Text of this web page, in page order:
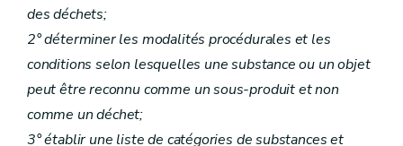
des déchets;
2° déterminer les modalités procédurales et les
conditions selon lesquelles une substance ou un objet
peut être reconnu comme un sous-produit et non
comme un déchet;
3° établir une liste de catégories de substances et